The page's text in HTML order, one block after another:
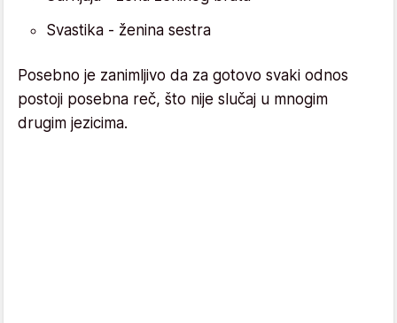
Svastika - ženina sestra
Posebno je zanimljivo da za gotovo svaki odnos
postoji posebna reč, što nije slučaj u mnogim
drugim jezicima.